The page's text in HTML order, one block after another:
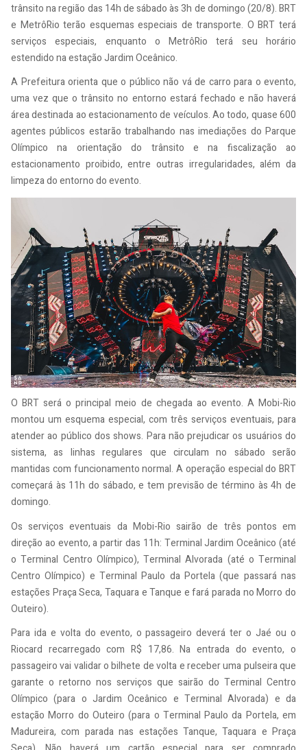
trânsito na região das 14h de sábado às 3h de domingo (20/8). BRT
e MetrôRio terão esquemas especiais de transporte. O BRT terá
serviços especiais, enquanto o MetrôRio terá seu horário
estendido na estação Jardim Oceânico.
A Prefeitura orienta que o público não vá de carro para o evento,
uma vez que o trânsito no entorno estará fechado e não haverá
área destinada ao estacionamento de veículos. Ao todo, quase 600
agentes públicos estarão trabalhando nas imediações do Parque
Olímpico na orientação do trânsito e na fiscalização ao
estacionamento proibido, entre outras irregularidades, além da
limpeza do entorno do evento.
O BRT será o principal meio de chegada ao evento. A Mobi-Rio
montou um esquema especial, com três serviços eventuais, para
atender ao público dos shows. Para não prejudicar os usuários do
sistema, as linhas regulares que circulam no sábado serão
mantidas com funcionamento normal. A operação especial do BRT
começará às 11h do sábado, e tem previsão de término às 4h de
domingo.
Os serviços eventuais da Mobi-Rio sairão de três pontos em
direção ao evento, a partir das 11h: Terminal Jardim Oceânico (até
o Terminal Centro Olímpico), Terminal Alvorada (até o Terminal
Centro Olímpico) e Terminal Paulo da Portela (que passará nas
estações Praça Seca, Taquara e Tanque e fará parada no Morro do
Outeiro).
Para ida e volta do evento, o passageiro deverá ter o Jaé ou o
Riocard recarregado com R$ 17,86. Na entrada do evento, o
passageiro vai validar o bilhete de volta e receber uma pulseira que
garante o retorno nos serviços que sairão do Terminal Centro
Olímpico (para o Jardim Oceânico e Terminal Alvorada) e da
estação Morro do Outeiro (para o Terminal Paulo da Portela, em
Madureira, com parada nas estações Tanque, Taquara e Praça